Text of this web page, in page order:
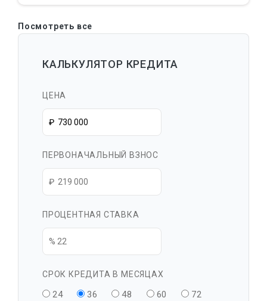
Посмотреть все
КАЛЬКУЛЯТОР КРЕДИТА
ЦЕНА
ПЕРВОНАЧАЛЬНЫЙ ВЗНОС
ПРОЦЕНТНАЯ СТАВКА
СРОК КРЕДИТА В МЕСЯЦАХ
24 36 48 60 72